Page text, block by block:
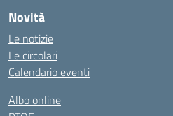
Novità
Le notizie
Le circolari
Calendario eventi
Albo online